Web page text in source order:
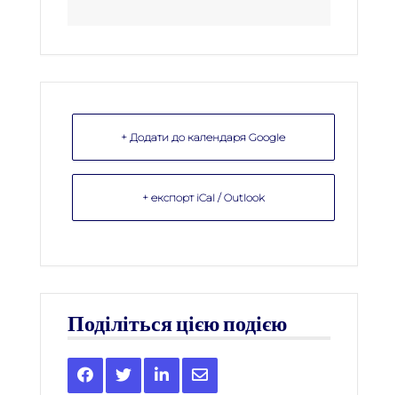
+ Додати до календаря Google
+ експорт iCal / Outlook
Поділіться цією подією
ShareShareShareShare